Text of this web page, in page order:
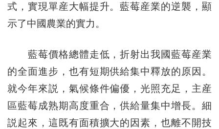
式，實現單産大幅提升。藍莓産業的逆襲，顯
示了中國農業的實力。
藍莓價格總體走低，折射出我國藍莓産業
的全面進步，也有短期供給集中釋放的原因。
就今年來説，氣候條件偏優，光照充足，主産
區藍莓成熟期高度重合，供給量集中增長。細
説起來，這既有面積擴大的因素，也離不開技